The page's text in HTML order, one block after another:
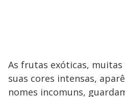
As frutas exóticas,
suas cores intensas,
nomes incomuns,